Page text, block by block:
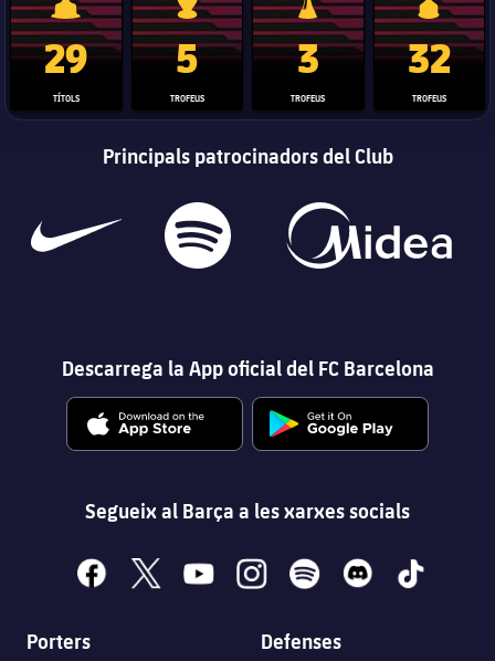
Trofeu de la Liga
29
TÍTOLS
Trofeu de la Lliga de Campions
5
TROFEUS
Trofeu del Mundial de Clubs
3
TROFEUS
Copa del
32
TROFEUS
Principals patrocinadors del Club
Descarrega la App oficial del FC Barcelona
Segueix al Barça a les xarxes socials
facebook
x youtubeinstagramspotify discord tiktok
Porters Defenses